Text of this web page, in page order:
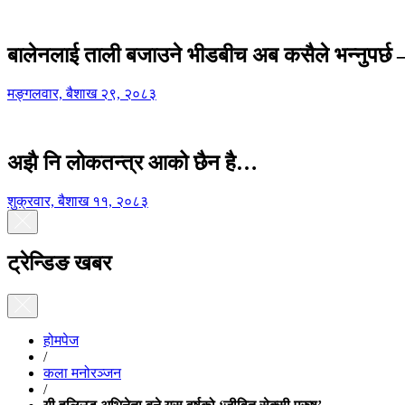
बालेनलाई ताली बजाउने भीडबीच अब कसैले
मङ्गलवार, बैशाख २९, २०८३
अझै नि लोकतन्त्र आको छैन है…
शुक्रवार, बैशाख ११, २०८३
ट्रेन्डिङ खबर
होमपेज
/
कला मनोरञ्जन
/